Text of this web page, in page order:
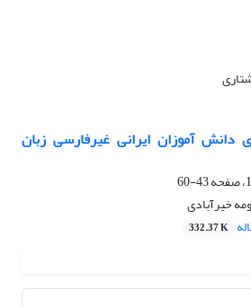
دانش آموزان ایرانی غیرفارسی زبان
43-60
خیرآبادی
332.37 K